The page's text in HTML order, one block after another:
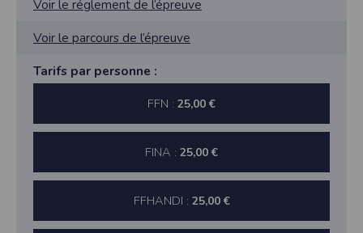
Voir le réglement de l’épreuve
Voir le parcours de l’épreuve
Tarifs par personne :
FFN : 25,00 €
FINA : 25,00 €
FFHANDI : 25,00 €